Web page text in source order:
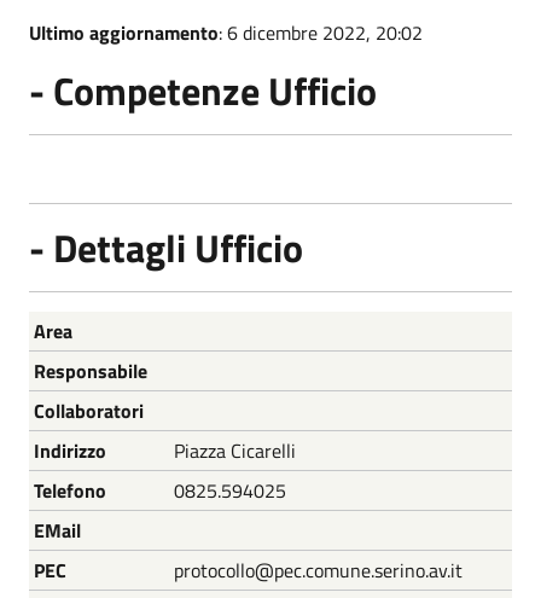
Ultimo aggiornamento: 6 dicembre 2022, 20:02
- Competenze Ufficio
- Dettagli Ufficio
Nome
Area
Responsabile
Collaboratori
Indirizzo
Piazza Cicarelli
Telefono
0825.594025
EMail
PEC
protocollo@pec.comune.serino.av.it